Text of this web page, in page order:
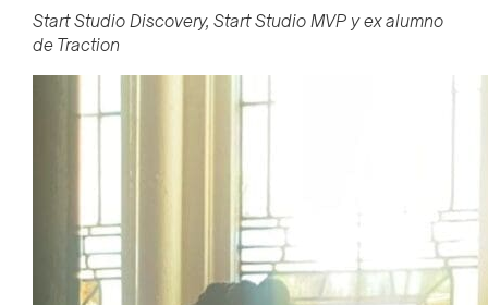
Start Studio Discovery, Start Studio MVP y ex alumno
de Traction